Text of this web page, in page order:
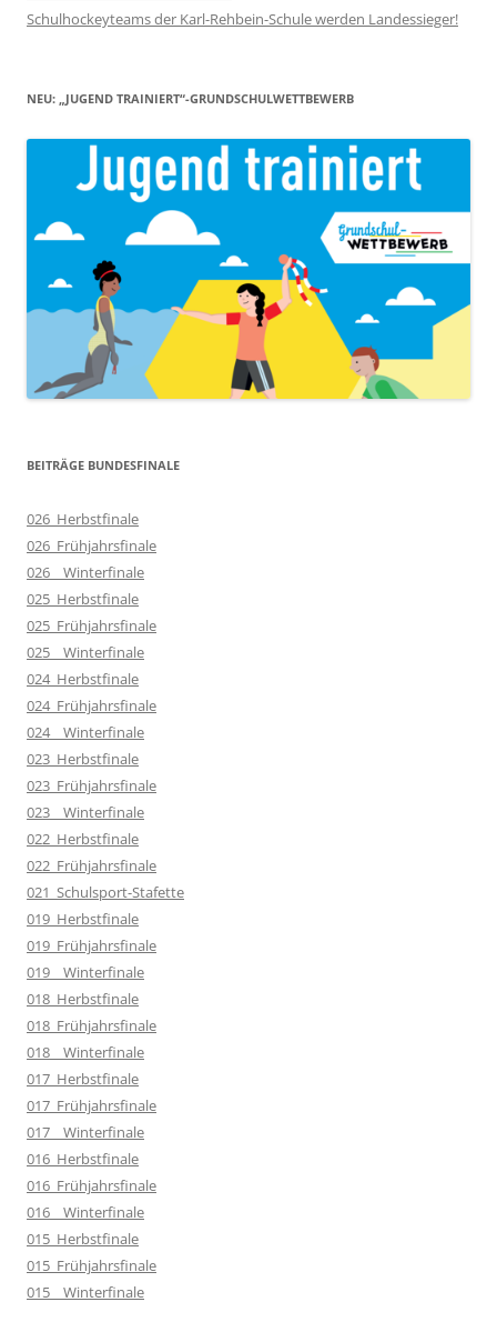
Schulhockeyteams der Karl-Rehbein-Schule werden Landessieger!
NEU: „JUGEND TRAINIERT“-GRUNDSCHULWETTBEWERB
BEITRÄGE BUNDESFINALE
026_Herbstfinale
026_Frühjahrsfinale
026__Winterfinale
025_Herbstfinale
025_Frühjahrsfinale
025__Winterfinale
024_Herbstfinale
024_Frühjahrsfinale
024__Winterfinale
023_Herbstfinale
023_Frühjahrsfinale
023__Winterfinale
022_Herbstfinale
022_Frühjahrsfinale
021_Schulsport-Stafette
019_Herbstfinale
019_Frühjahrsfinale
019__Winterfinale
018_Herbstfinale
018_Frühjahrsfinale
018__Winterfinale
017_Herbstfinale
017_Frühjahrsfinale
017__Winterfinale
016_Herbstfinale
016_Frühjahrsfinale
016__Winterfinale
015_Herbstfinale
015_Frühjahrsfinale
015__Winterfinale